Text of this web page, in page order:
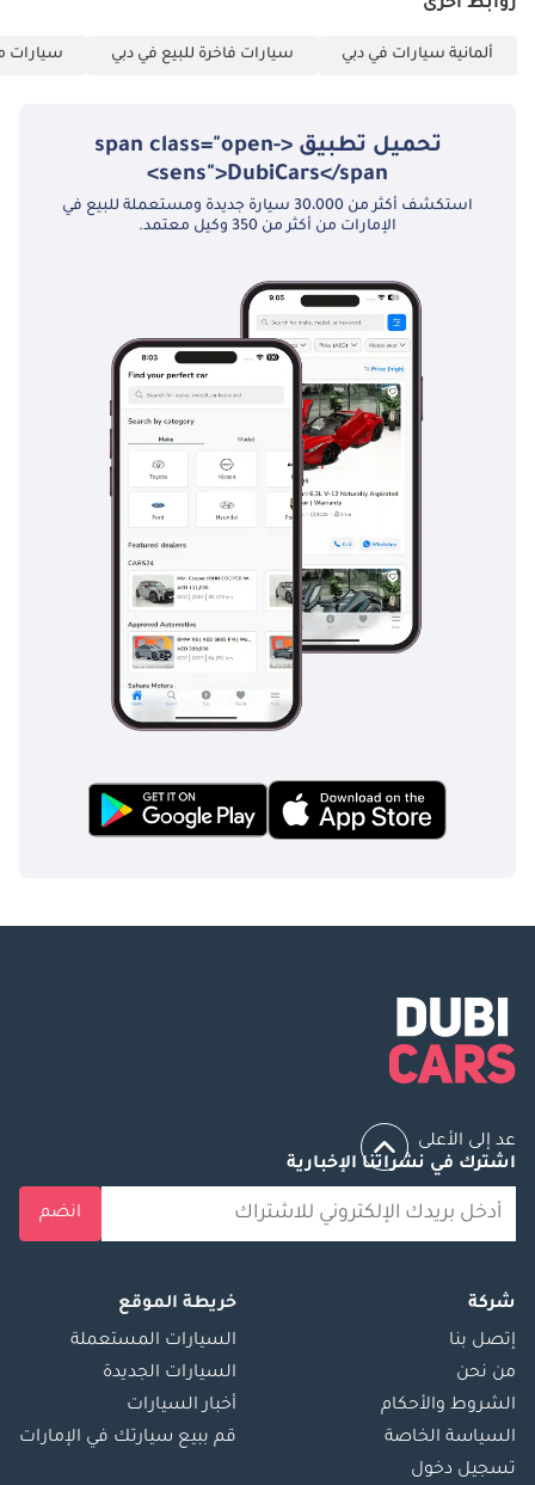
السيارات موثوقية في
دولة الإمارات العربية
عام 2003، وبِعنا أكثر
حول العالم، ونضمن
الشفافية والموثوقية
ورضا العملاء في كل
للتغيير دون إشعار
تأكيدها عند الشراء
روابط أخرى
ألمانية سيارات في دبي سيارات فاخرة للبيع في دبي سيارات
تحميل تطبيق <span class="open-
sens">DubiCars</span>
استكشف أكثر من 30،000 سيارة جديدة ومستعملة للبيع في
الإمارات من أكثر من 350 وكيل معتمد.
عد إلى الأعلى
اشترك في نشراتنا الإخبارية
انضم
شركة
إتصل بنا
من نحن
الشروط والأحكام
السياسة الخاصة
تسجيل دخول
خريطة الموقع
السيارات المستعملة
السيارات الجديدة
أخبار السيارات
قم ببيع سيارتك في الإمارات